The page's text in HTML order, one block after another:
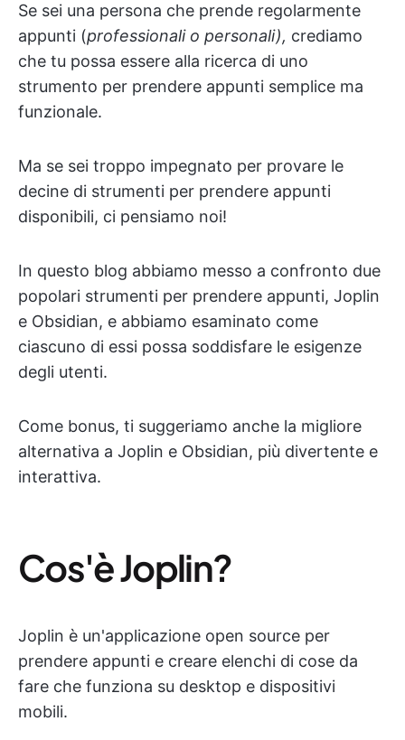
Se sei una persona che prende regolarmente
appunti (professionali o personali), crediamo
che tu possa essere alla ricerca di uno
strumento per prendere appunti semplice ma
funzionale.
Ma se sei troppo impegnato per provare le
decine di strumenti per prendere appunti
disponibili, ci pensiamo noi!
In questo blog abbiamo messo a confronto due
popolari strumenti per prendere appunti, Joplin
e Obsidian, e abbiamo esaminato come
ciascuno di essi possa soddisfare le esigenze
degli utenti.
Come bonus, ti suggeriamo anche la migliore
alternativa a Joplin e Obsidian, più divertente e
interattiva.
Cos'è Joplin?
Joplin è un'applicazione open source per
prendere appunti e creare elenchi di cose da
fare che funziona su desktop e dispositivi
mobili.